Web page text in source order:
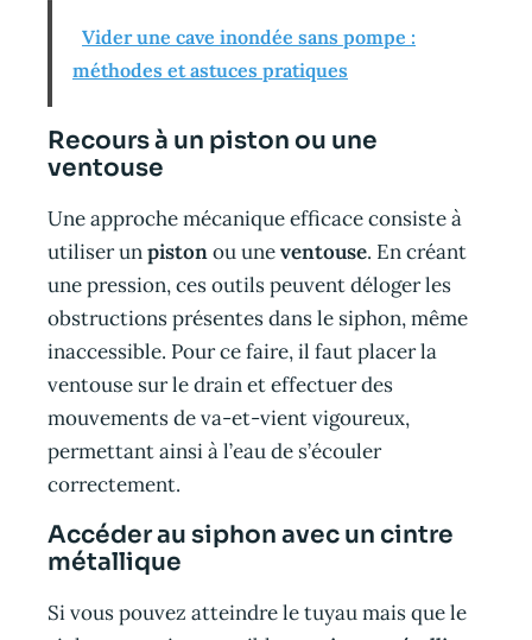
Vider une cave inondée sans pompe :
méthodes et astuces pratiques
Recours à un piston ou une
ventouse
Une approche mécanique efficace consiste à
utiliser unpistonou uneventouse. En créant
une pression, ces outils peuvent déloger les
obstructions présentes dans le siphon, même
inaccessible. Pour ce faire, il faut placer la
ventouse sur le drain et effectuer des
mouvements de va-et-vient vigoureux,
permettant ainsi à l’eau de s’écouler
correctement.
Accéder au siphon avec un cintre
métallique
Si vous pouvez atteindre le tuyau mais que le